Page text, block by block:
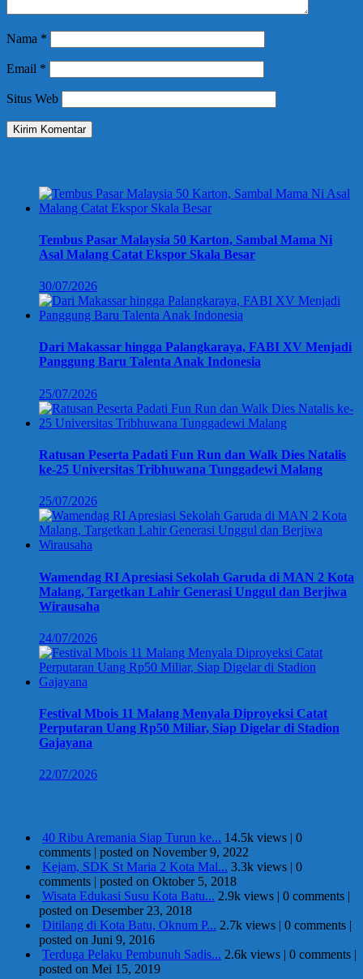
Nama *
Email *
Situs Web
Tembus Pasar Malaysia 50 Karton, Sambal Mama Ni
Asal Malang Catat Ekspor Skala Besar
30/07/2026
Dari Makassar hingga Palangkaraya, FABI XV Menjadi
Panggung Baru Talenta Anak Indonesia
25/07/2026
Ratusan Peserta Padati Fun Run dan Walk Dies Natalis
ke-25 Universitas Tribhuwana Tunggadewi Malang
25/07/2026
Wamendag RI Apresiasi Sekolah Garuda di MAN 2 Kota
Malang, Targetkan Lahir Generasi Unggul dan Berjiwa
Wirausaha
24/07/2026
Festival Mbois 11 Malang Menyala Diproyeksi Catat
Perputaran Uang Rp50 Miliar, Siap Digelar di Stadion
Gajayana
22/07/2026
40 Ribu Aremania Siap Turun ke... 14.5k views | 0
comments | posted on November 9, 2022
Kejam, SDK St Maria 2 Kota Mal... 3.3k views | 0
comments | posted on Oktober 5, 2018
Wisata Edukasi Susu Kota Batu... 2.9k views | 0 comments |
posted on Desember 23, 2018
Ditilang di Kota Batu, Oknum P... 2.7k views | 0 comments |
posted on Juni 9, 2016
Terduga Pelaku Pembunuh Sadis... 2.6k views | 0 comments |
posted on Mei 15, 2019